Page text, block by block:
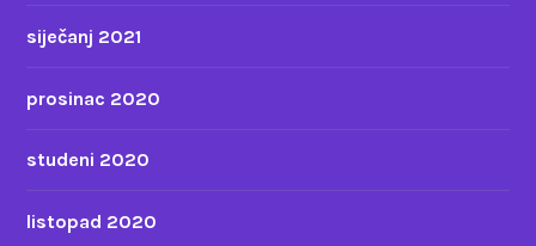
siječanj 2021
prosinac 2020
studeni 2020
listopad 2020